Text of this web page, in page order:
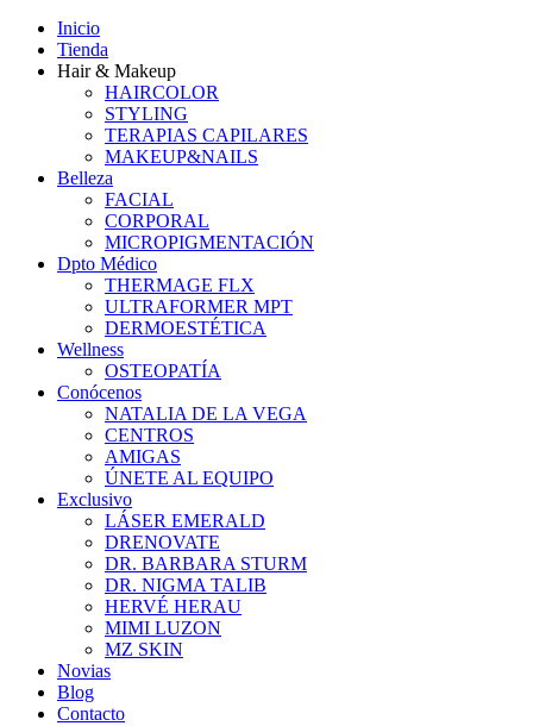
Inicio
Tienda
Hair & Makeup
HAIRCOLOR
STYLING
TERAPIAS CAPILARES
MAKEUP&NAILS
Belleza
FACIAL
CORPORAL
MICROPIGMENTACIÓN
Dpto Médico
THERMAGE FLX
ULTRAFORMER MPT
DERMOESTÉTICA
Wellness
OSTEOPATÍA
Conócenos
NATALIA DE LA VEGA
CENTROS
AMIGAS
ÚNETE AL EQUIPO
Exclusivo
LÁSER EMERALD
DRENOVATE
DR. BARBARA STURM
DR. NIGMA TALIB
HERVÉ HERAU
MIMI LUZON
MZ SKIN
Novias
Blog
Contacto